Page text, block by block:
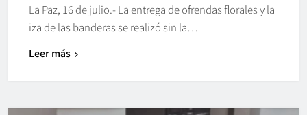
La Paz, 16 de julio.- La entrega de ofrendas florales y la
iza de las banderas se realizó sin la…
Leer más